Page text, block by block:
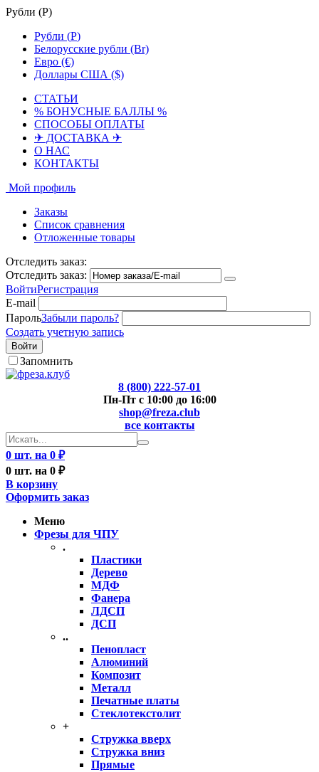
Рубли (Р)
Рубли (Р)
Белорусские рубли (Br)
Евро (€)
Доллары США ($)
СТАТЬИ
% БОНУСНЫЕ БАЛЛЫ %
СПОСОБЫ ОПЛАТЫ
✈ ДОСТАВКА ✈
О НАС
КОНТАКТЫ
Мой профиль
Заказы
Список сравнения
Отложенные товары
Отследить заказ:
Отследить заказ:
ВойтиРегистрация
E-mail
ПарольЗабыли пароль?
Создать учетную запись
Войти
Запомнить
8 (800) 222-57-01
Пн-Пт с 10:00 до 16:00
shop@freza.club
все контакты
0 шт. на 0 ₽
0 шт. на 0 ₽
В корзину
Оформить заказ
Меню
Фрезы для ЧПУ
.
Пластики
Дерево
МДФ
Фанера
ЛДСП
ДСП
..
Пенопласт
Алюминий
Композит
Металл
Печатные платы
Стеклотекстолит
+
Стружка вверх
Стружка вниз
Прямые